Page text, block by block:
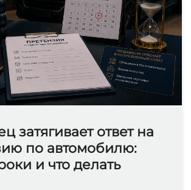
затягивает ответ на
по автомобилю:
и что делать